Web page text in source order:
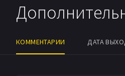
КОММЕНТАРИИ ДАТА